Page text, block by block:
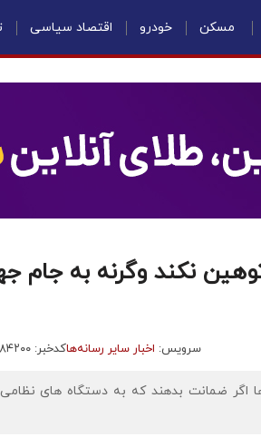
مسکن خودرو اقتصاد سیاسی
نکند وگرنه به جام
سرویس: اخبار سایر رسانه‌هاکدخبر: ۷۸۴۲۰۰
ها اگر ضمانت بدهند که به دستگاه های